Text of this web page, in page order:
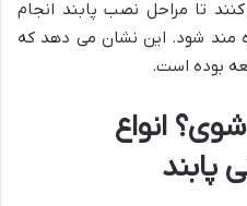
کنند تا مراحل نصب پابند انجام
مند شود. این نشان می دهد که
بوده است.
انواع
پابند